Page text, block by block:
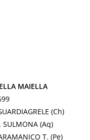
MAIELLA
(Ch)
(Aq)
T. (Pe)